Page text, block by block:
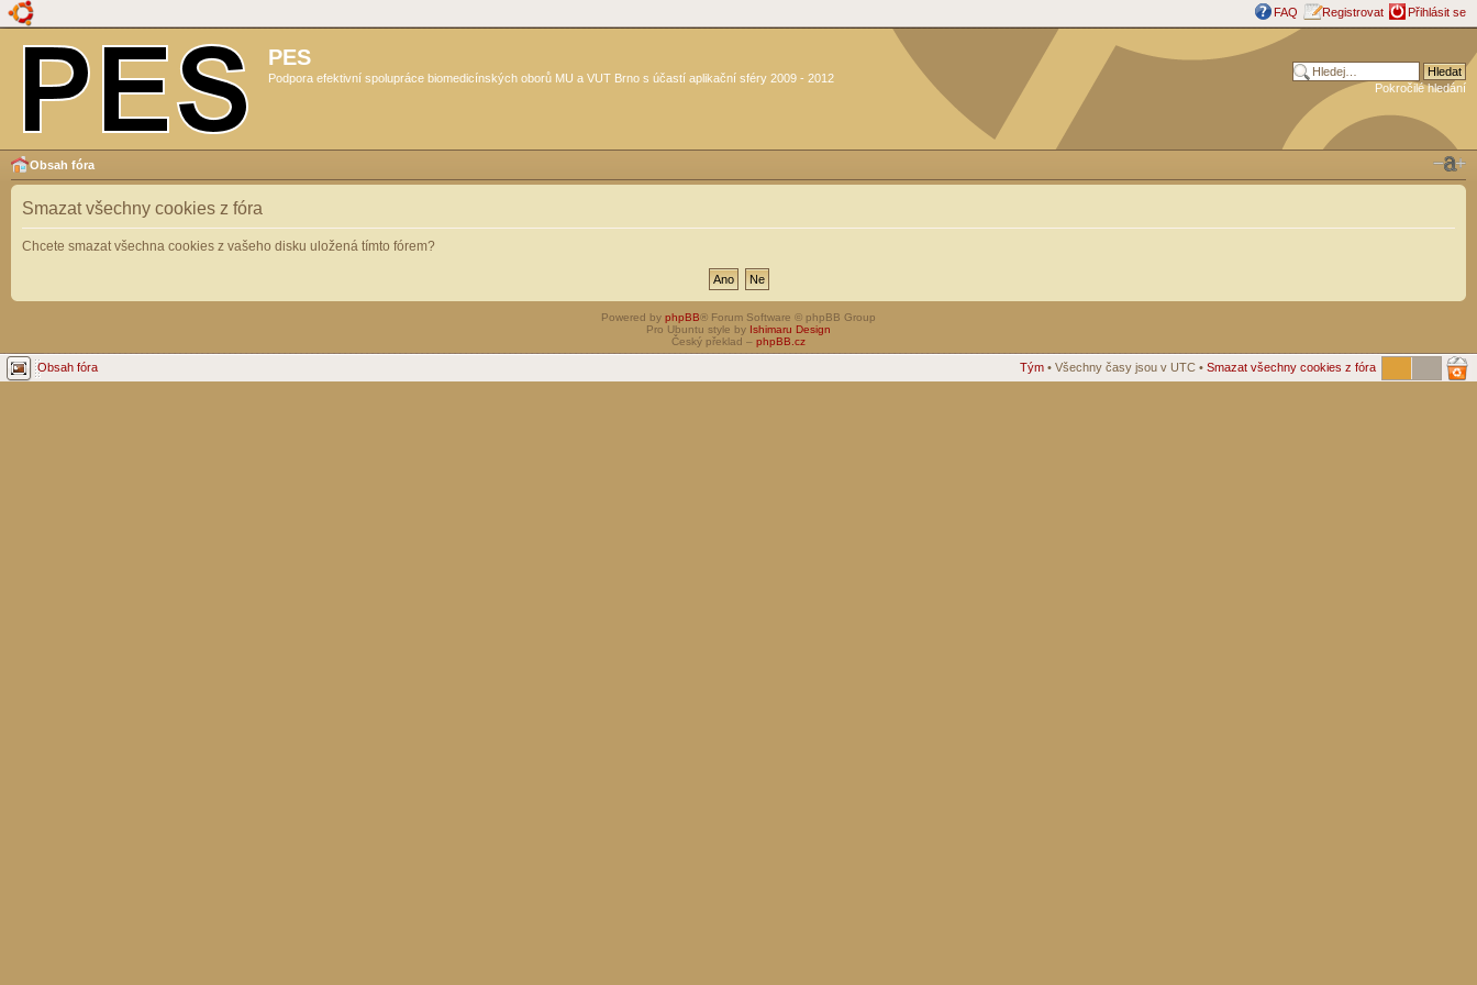
FAQ Registrovat Přihlásit se
PES
Podpora efektivní spolupráce biomedicínských oborů MU a VUT Brno s účastí aplikační sféry 2009 - 2012
Pokročilé hledání
Obsah fóra
Smazat všechny cookies z fóra
Chcete smazat všechna cookies z vašeho disku uložená tímto fórem?
Powered by phpBB® Forum Software © phpBB Group
Pro Ubuntu style by Ishimaru Design
Český překlad – phpBB.cz
Obsah fóra Tým • Všechny časy jsou v UTC • Smazat všechny cookies z fóra